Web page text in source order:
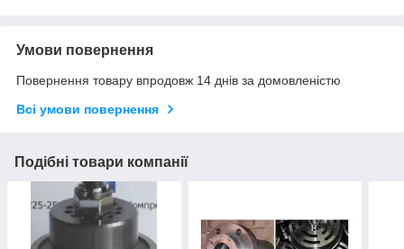
Умови повернення
Повернення товару впродовж 14 днів за домовленістю
Всі умови повернення
Подібні товари компанії